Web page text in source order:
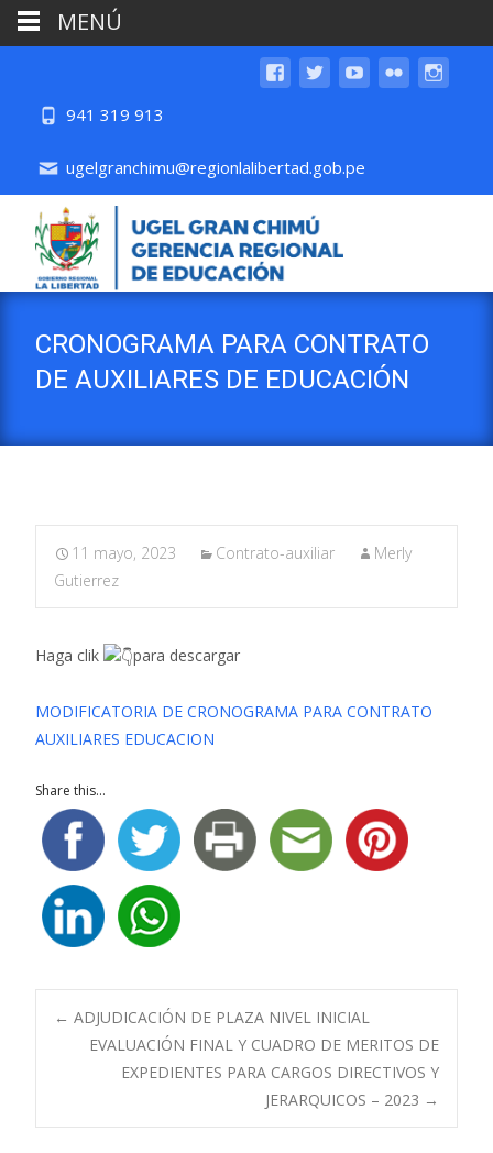
941 319 913
ugelgranchimu@regionlalibertad.gob.pe
CRONOGRAMA PARA CONTRATO
DE AUXILIARES DE EDUCACIÓN
11 mayo, 2023 Contrato-auxiliar
Merly
Gutierrez
Haga clik para descargar
MODIFICATORIA DE CRONOGRAMA PARA CONTRATO
AUXILIARES EDUCACION
Share this...
Navegación
← ADJUDICACIÓN DE PLAZA NIVEL INICIAL
EVALUACIÓN FINAL Y CUADRO DE MERITOS DE
EXPEDIENTES PARA CARGOS DIRECTIVOS Y
JERARQUICOS – 2023 →
MENÚ